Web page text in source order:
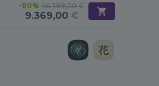
-80% 46.399,00 €
9.369,00 €